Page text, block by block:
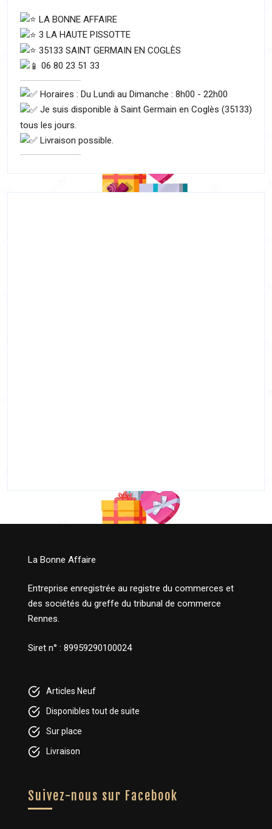
LA BONNE AFFAIRE
3 LA HAUTE PISSOTTE
35133 SAINT GERMAIN EN COGLÈS
06 80 23 51 33
Horaires : Du Lundi au Dimanche : 8h00 - 22h00
Je suis disponible à Saint Germain en Coglès (35133)
tous les jours.
Livraison possible.
La Bonne Affaire
Entreprise enregistrée au registre du commerces et
des sociétés du greffe du tribunal de commerce
Rennes.
Siret n° : 89959290100024
Articles Neuf
Disponibles tout de suite
Sur place
Livraison
Suivez-nous sur Facebook